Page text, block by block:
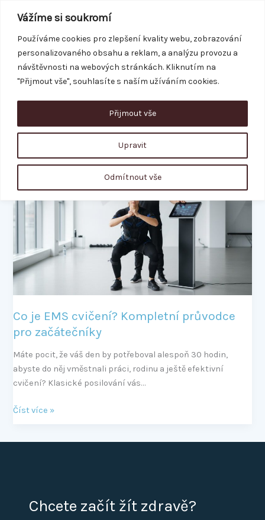
Vážíme si soukromí
Používáme cookies pro zlepšení kvality webu, zobrazování
personalizovaného obsahu a reklam, a analýzu provozu a
návštěvnosti na webových stránkách. Kliknutím na
"Přijmout vše", souhlasíte s naším užíváním cookies.
Upravit
Odmítnout vše
Přijmout vše
obsah
REZERVACE
elektro-myo-stimulace
Co je EMS cvičení? Kompletní průvodce
pro začátečníky
Máte pocit, že váš den by potřeboval alespoň 30 hodin,
abyste do něj vměstnali práci, rodinu a ještě efektivní
cvičení? Klasické posilování vás…
Co
EMS
Kompletní
pro
začátečníky
Číst více »
Chcete začít žít zdravě?